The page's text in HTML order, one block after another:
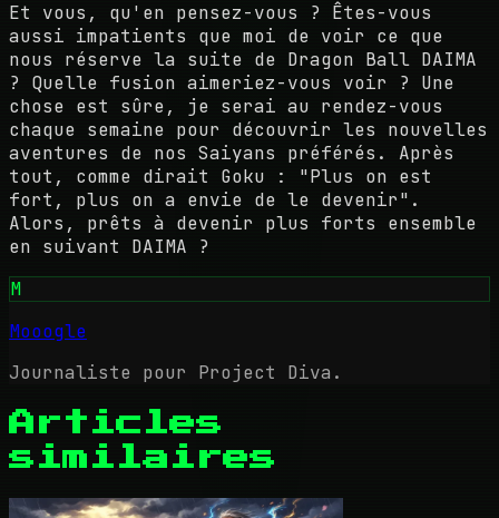
Et vous, qu'en pensez-vous ? Êtes-vous
aussi impatients que moi de voir ce que
nous réserve la suite de Dragon Ball DAIMA
? Quelle fusion aimeriez-vous voir ? Une
chose est sûre, je serai au rendez-vous
chaque semaine pour découvrir les nouvelles
aventures de nos Saiyans préférés. Après
tout, comme dirait Goku : "Plus on est
fort, plus on a envie de le devenir".
Alors, prêts à devenir plus forts ensemble
en suivant DAIMA ?
M
Mooogle
Journaliste pour Project Diva.
Articles
similaires